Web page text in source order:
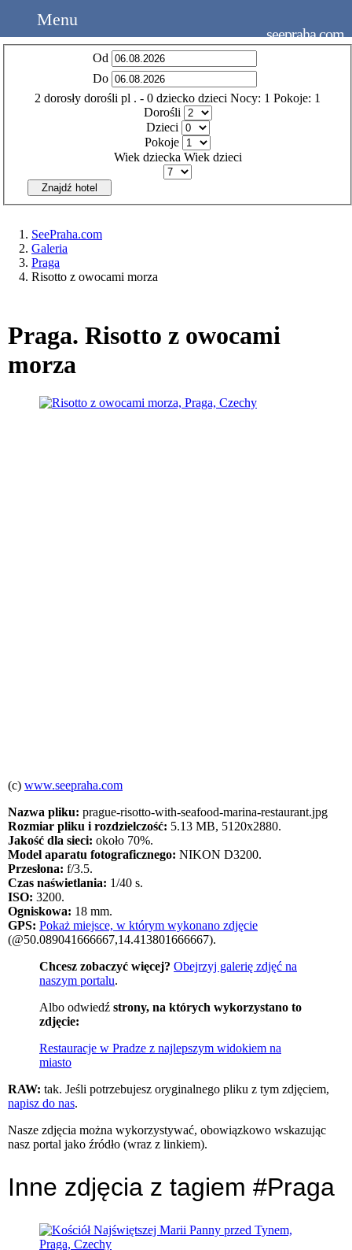
Menu
seepraha.com
Od
Do
2 dorosły dorośli pl . - 0 dziecko dzieci Nocy: 1 Pokoje: 1
Dorośli
Dzieci
Pokoje
Wiek dziecka Wiek dzieci
Znajdź hotel
SeePraha.com
Galeria
Praga
Risotto z owocami morza
Praga. Risotto z owocami
morza
(c) www.seepraha.com
Nazwa pliku: prague-risotto-with-seafood-marina-restaurant.jpg
Rozmiar pliku i rozdzielczość: 5.13 MB, 5120x2880.
Jakość dla sieci: około 70%.
Model aparatu fotograficznego: NIKON D3200.
Przesłona: f/3.5.
Czas naświetlania: 1/40 s.
ISO: 3200.
Ogniskowa: 18 mm.
GPS: Pokaż miejsce, w którym wykonano zdjęcie
(@50.089041666667,14.413801666667).
Chcesz zobaczyć więcej? Obejrzyj galerię zdjęć na
naszym portalu.
Albo odwiedź strony, na których wykorzystano to
zdjęcie:
Restauracje w Pradze z najlepszym widokiem na
miasto
RAW: tak. Jeśli potrzebujesz oryginalnego pliku z tym zdjęciem,
napisz do nas.
Nasze zdjęcia można wykorzystywać, obowiązkowo wskazując
nasz portal jako źródło (wraz z linkiem).
Inne zdjęcia z tagiem #Praga